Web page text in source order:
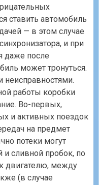
ставить автомобиль
— в этом случае
и при
даже после
может тронуться.
неисправностями.
работы коробки
Во-первых,
и активных поездок
на предмет
потеки могут
и сливной пробок, по
двигателю, между
(в случае